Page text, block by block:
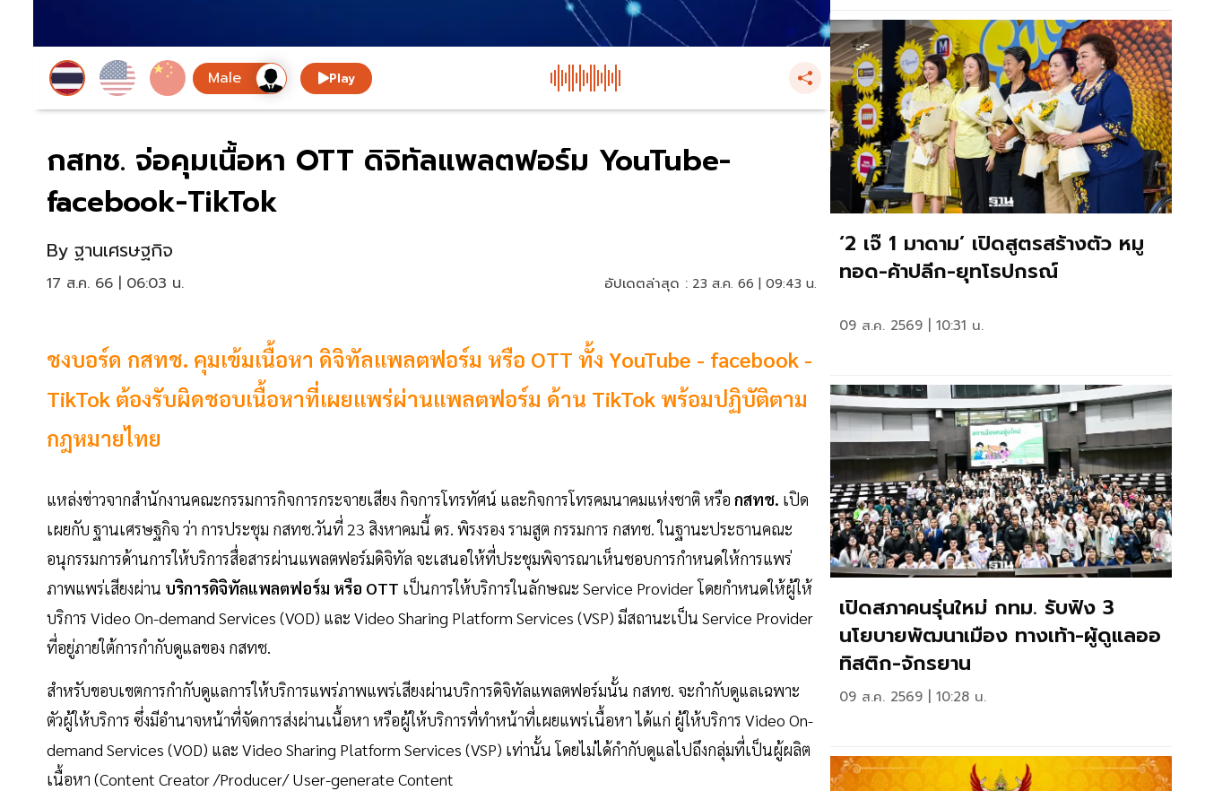
Play
กสทช. จ่อคุมเนื้อหา OTT ดิจิทัลแพลตฟอร์ม YouTube-
facebook-TikTok
By ฐานเศรษฐกิจ
17 ส.ค. 66 | 06:03 น. อัปเดตล่าสุด : 23 ส.ค. 66 | 09:43 น.
ชงบอร์ด กสทช. คุมเข้มเนื้อหา ดิจิทัลแพลตฟอร์ม หรือ OTT ทั้ง YouTube - facebook -
TikTok ต้องรับผิดชอบเนื้อหาที่เผยแพร่ผ่านแพลตฟอร์ม ด้าน TikTok พร้อมปฏิบัติตาม
กฎหมายไทย
แหล่งข่าวจากสำนักงานคณะกรรมการกิจการกระจายเสียง กิจการโทรทัศน์ และกิจการโทรคมนาคมแห่งชาติ หรือ กสทช. เปิด
เผยกับ ฐานเศรษฐกิจ ว่า การประชุม กสทช.วันที่ 23 สิงหาคมนี้ ดร. พิรงรอง รามสูต กรรมการ กสทช. ในฐานะประธานคณะ
อนุกรรมการด้านการให้บริการสื่อสารผ่านแพลตฟอร์มดิจิทัล จะเสนอให้ที่ประชุมพิจารณาเห็นชอบการกำหนดให้การแพร่
ภาพแพร่เสียงผ่าน บริการดิจิทัลแพลตฟอร์ม หรือ OTT เป็นการให้บริการในลักษณะ Service Provider โดยกำหนดให้ผู้ให้
บริการ Video On-demand Services (VOD) และ Video Sharing Platform Services (VSP) มีสถานะเป็น Service Provider
ที่อยู่ภายใต้การกำกับดูแลของ กสทช.
สำหรับขอบเขตการกำกับดูแลการให้บริการแพร่ภาพแพร่เสียงผ่านบริการดิจิทัลแพลตฟอร์มนั้น กสทช. จะกำกับดูแลเฉพาะ
ตัวผู้ให้บริการ ซึ่งมีอำนาจหน้าที่จัดการส่งผ่านเนื้อหา หรือผู้ให้บริการที่ทำหน้าที่เผยแพร่เนื้อหา ได้แก่ ผู้ให้บริการ Video On-
demand Services (VOD) และ Video Sharing Platform Services (VSP) เท่านั้น โดยไม่ได้กำกับดูแลไปถึงกลุ่มที่เป็นผู้ผลิต
เนื้อหา (Content Creator /Producer/ User-generate Content
‘2 เจ๊ 1 มาดาม’ เปิดสูตรสร้างตัว หมู
ทอด-ค้าปลีก-ยุทโธปกรณ์
09 ส.ค. 2569 | 10:31 น.
เปิดสภาคนรุ่นใหม่ กทม. รับฟัง 3
นโยบายพัฒนาเมือง ทางเท้า-ผู้ดูแลออ
ทิสติก-จักรยาน
09 ส.ค. 2569 | 10:28 น.